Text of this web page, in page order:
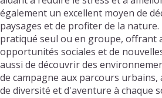
également un excellent moyen de
paysages et de profiter de la nature.
pratiqué seul ou en groupe, offrant
opportunités sociales et de
aussi de découvrir des
de campagne aux parcours
de diversité et d'aventure à chaque